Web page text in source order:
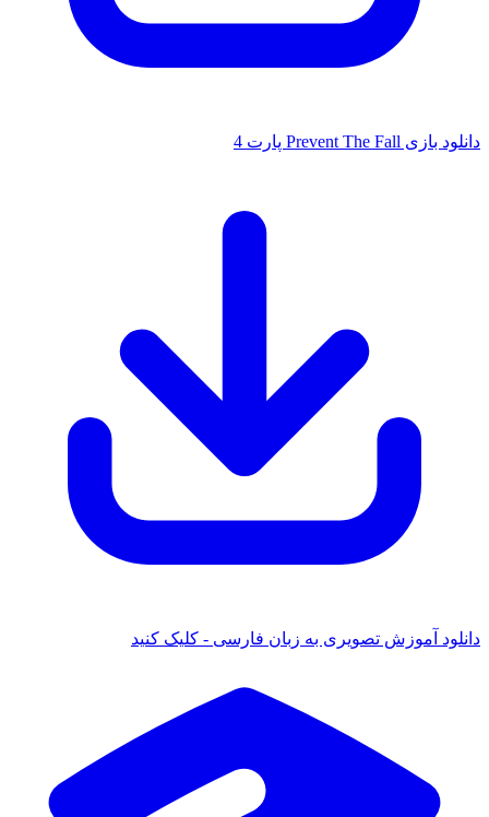
دانلود بازی Prevent The Fall پارت 4
دانلود آموزش تصویری به زبان فارسی - کلیک کنید